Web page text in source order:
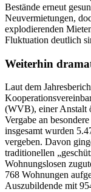
Bestände erneut
Neuvermietungen,
explodierenden
Fluktuation deutlich
Weiterhin
Laut dem
(WVB), einer Anstalt
Vergabe an
insgesamt wurden
vergeben. Davon
traditionellen
Wohnungslosen
768 Wohnungen
Auszubildende mit